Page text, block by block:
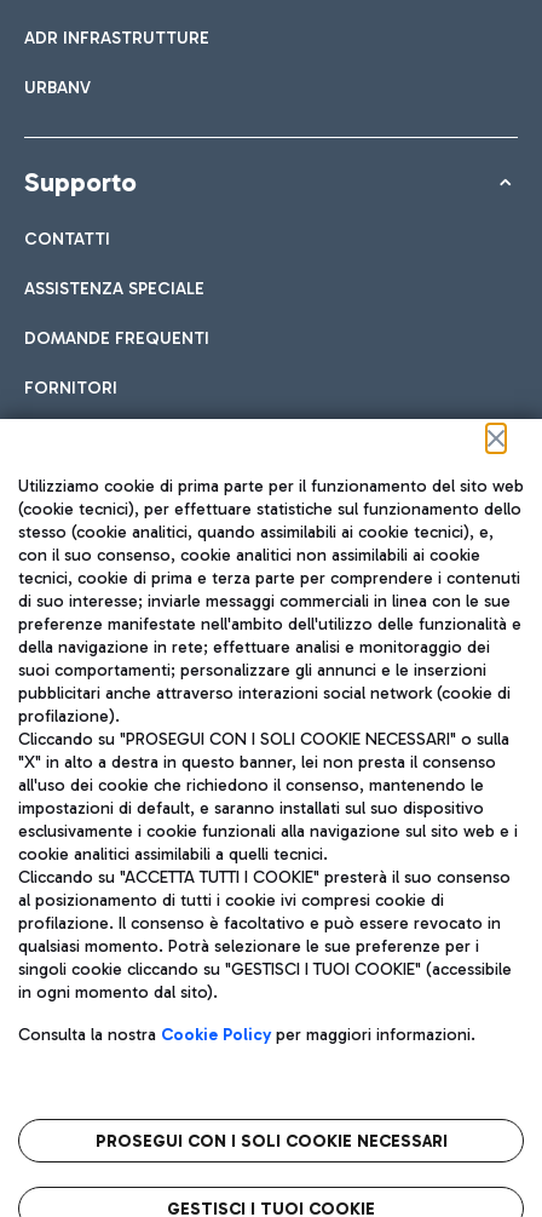
ADR INFRASTRUTTURE
URBANV
Supporto
CONTATTI
ASSISTENZA SPECIALE
DOMANDE FREQUENTI
FORNITORI
Seguici sui social
TRAVEL JOURNAL
ITA
Aeroporti di Roma S.p.A. - Società soggetta a direzione e
coordinamento di Mundys S.p.A.
Codice fiscale e Registro delle Imprese di Roma 13032990155 P.
IVA 06572251004
Capitale sociale 62.224.743,00 int. vers.
Sede legale: Via Pier Paolo Racchetti 1 - 00054 Fiumicino (RM)
telefono +39 06 65951
Privacy policy
Note legali
Roma FCO
L'aeroporto stellato
Utilizziamo cookie di prima parte per il funzionamento del sito web
(cookie tecnici), per effettuare statistiche sul funzionamento dello
stesso (cookie analitici, quando assimilabili ai cookie tecnici), e,
con il suo consenso, cookie analitici non assimilabili ai cookie
tecnici, cookie di prima e terza parte per comprendere i contenuti
di suo interesse; inviarle messaggi commerciali in linea con le sue
preferenze manifestate nell'ambito dell'utilizzo delle funzionalità e
della navigazione in rete; effettuare analisi e monitoraggio dei
suoi comportamenti; personalizzare gli annunci e le inserzioni
pubblicitari anche attraverso interazioni social network (cookie di
profilazione).
Cliccando su "PROSEGUI CON I SOLI COOKIE NECESSARI" o sulla
"X" in alto a destra in questo banner, lei non presta il consenso
all'uso dei cookie che richiedono il consenso, mantenendo le
impostazioni di default, e saranno installati sul suo dispositivo
esclusivamente i cookie funzionali alla navigazione sul sito web e i
cookie analitici assimilabili a quelli tecnici.
Cliccando su "ACCETTA TUTTI I COOKIE" presterà il suo consenso
al posizionamento di tutti i cookie ivi compresi cookie di
profilazione. Il consenso è facoltativo e può essere revocato in
qualsiasi momento. Potrà selezionare le sue preferenze per i
singoli cookie cliccando su "GESTISCI I TUOI COOKIE" (accessibile
in ogni momento dal sito).
Consulta la nostra Cookie Policyper maggiori informazioni.
PROSEGUI CON I SOLI COOKIE NECESSARI
GESTISCI I TUOI COOKIE